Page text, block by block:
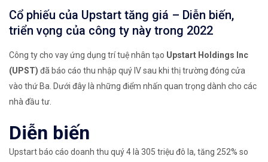
Cổ phiếu của Upstart tăng giá – Diễn biến,
triển vọng của công ty này trong 2022
Công ty cho vay ứng dụng trí tuệ nhân tạo Upstart Holdings Inc
(UPST) đã báo cáo thu nhập quý IV sau khi thị trường đóng cửa
vào thứ Ba. Dưới đây là những điểm nhấn quan trọng dành cho các
nhà đầu tư.
Diễn biến
Upstart báo cáo doanh thu quý 4 là 305 triệu đô la, tăng 252% so